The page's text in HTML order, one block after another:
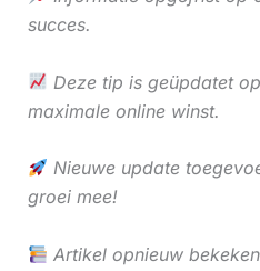
succes.
Deze tip is geüpdatet
maximale online winst.
Nieuwe update
groei mee!
Artikel opnieuw